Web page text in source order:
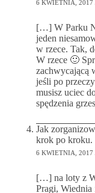
6 KWIETNIA, 2017
[…] W Parku
jeden
w rzece. Tak,
W rzece 🙂
zachwycającą
jeśli po
musisz uciec
spędzenia
Jak
krok po kroku.
6 KWIETNIA, 2017
[…] na loty z
Pragi, Wiednia